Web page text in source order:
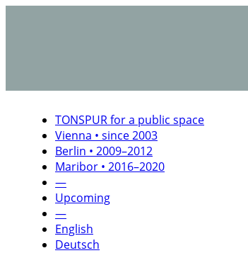
TONSPUR for a public space
Vienna • since 2003
Berlin • 2009–2012
Maribor • 2016–2020
—
Upcoming
—
English
Deutsch